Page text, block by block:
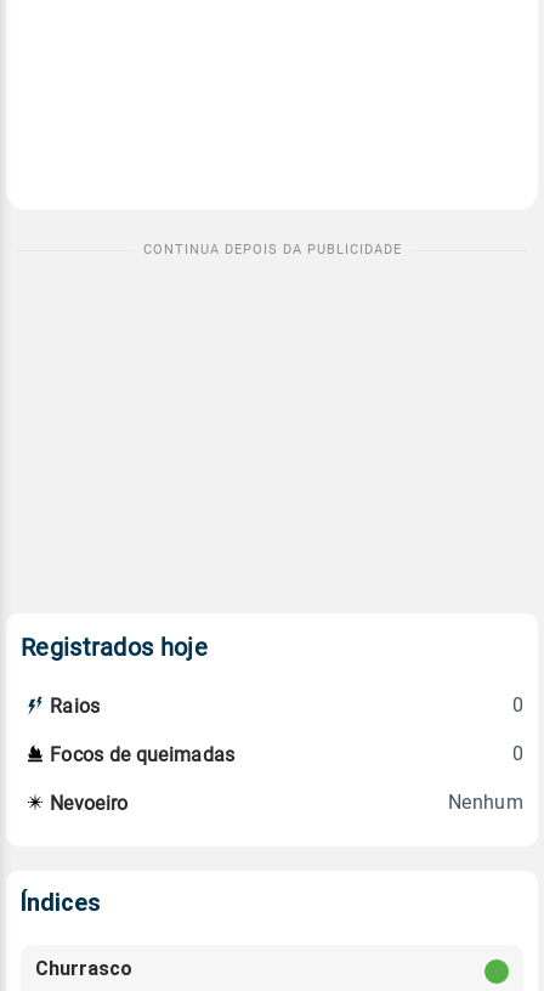
Registrados hoje
Raios 0
Focos de queimadas 0
Nevoeiro Nenhum
Índices
Churrasco